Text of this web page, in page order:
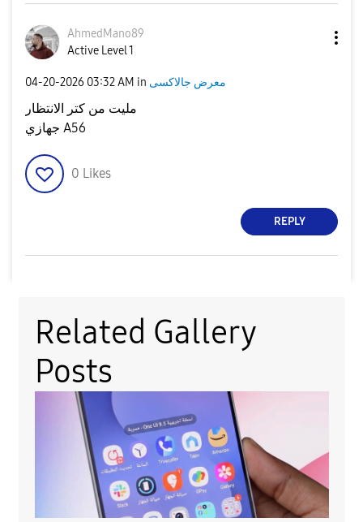
AhmedMano89
Active Level 1
‎04-20-2026 03:32 AM in معرض جالاكسى
مليت من كتر الانتظار
جهازي A56
0 Likes
REPLY
Related Gallery
Posts